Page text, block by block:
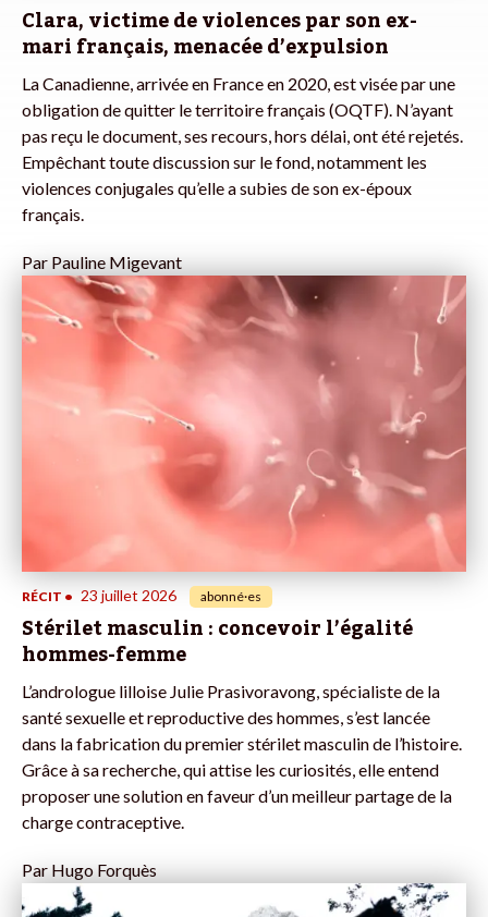
Clara, victime de violences par son ex-
mari français, menacée d’expulsion
La Canadienne, arrivée en France en 2020, est visée par une
obligation de quitter le territoire français (OQTF). N’ayant
pas reçu le document, ses recours, hors délai, ont été rejetés.
Empêchant toute discussion sur le fond, notamment les
violences conjugales qu’elle a subies de son ex-époux
français.
Par Pauline Migevant
RÉCIT • 23 juillet 2026 abonné·es
Stérilet masculin : concevoir l’égalité
hommes-femme
L’andrologue lilloise Julie Prasivoravong, spécialiste de la
santé sexuelle et reproductive des hommes, s’est lancée
dans la fabrication du premier stérilet masculin de l’histoire.
Grâce à sa recherche, qui attise les curiosités, elle entend
proposer une solution en faveur d’un meilleur partage de la
charge contraceptive.
Par Hugo Forquès